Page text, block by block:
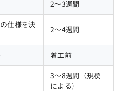
2〜3週間
仕様を決
2〜4週間
着工前
3〜8週間（規模
による）